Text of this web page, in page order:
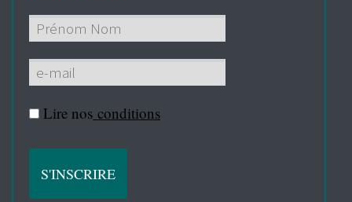
Lire nos conditions